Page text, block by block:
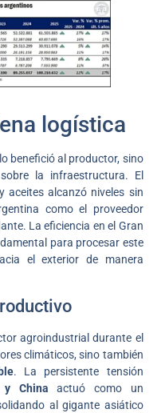
logística
benefició al productor, sino
la infraestructura. El
aceites alcanzó niveles sin
como el proveedor
La eficiencia en el Gran
para procesar este
el exterior de manera
agroindustrial durante el
climáticos, sino también
. La persistente tensión
y China actuó como un
al gigante asiático